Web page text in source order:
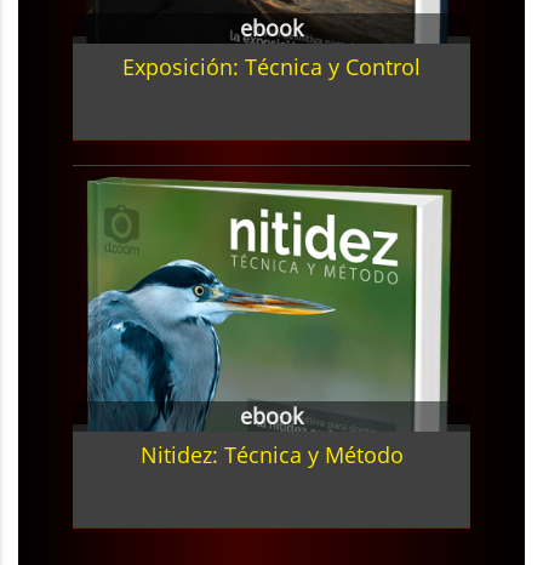
ebook
Exposición: Técnica y Control
ebook
Nitidez: Técnica y Método